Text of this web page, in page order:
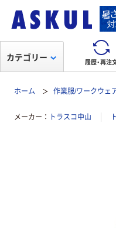
履歴・再注
カテゴリー
ホーム 作業服/ワークウェ
メーカー トラスコ中山